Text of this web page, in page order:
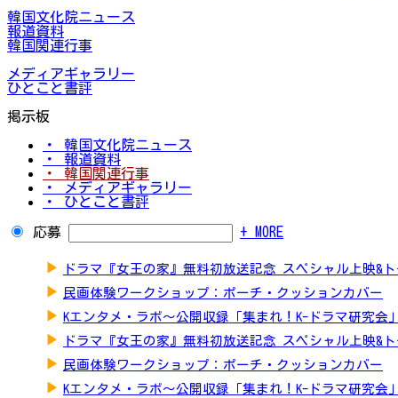
韓国文化院ニュース
報道資料
韓国関連行事
メディアギャラリー
ひとこと書評
掲示板
・ 韓国文化院ニュース
・ 報道資料
・ 韓国関連行事
・ メディアギャラリー
・ ひとこと書評
応募 + MORE
▶ ドラマ『女王の家』無料初放送記念 スペシャル上映&
▶ 民画体験ワークショップ：ポーチ・クッションカバー
▶ Kエンタメ・ラボ～公開収録「集まれ！K-ドラマ研究会」
▶ ドラマ『女王の家』無料初放送記念 スペシャル上映&
▶ 民画体験ワークショップ：ポーチ・クッションカバー
▶ Kエンタメ・ラボ～公開収録「集まれ！K-ドラマ研究会」